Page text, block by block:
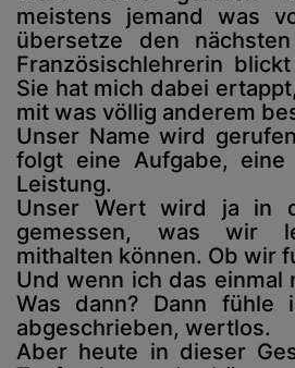
meistens jemand was
übersetze den
Französischlehrerin
Sie hat mich dabei
mit was völlig anderem
Unser Name wird
folgt eine Aufgabe, eine
Leistung.
Unser Wert wird ja in
gemessen, was wir
mithalten können. Ob wir
Und wenn ich das einmal
Was dann? Dann fühle
abgeschrieben, wertlos.
Aber heute in dieser